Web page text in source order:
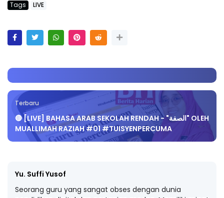
Tags LIVE
Terbaru
🔴 [LIVE] BAHASA ARAB SEKOLAH RENDAH - "الصفة" OLEH
MUALLIMAH RAZIAH #01 #TUISYENPERCUMA
Yu. Suffi Yusof
Seorang guru yang sangat obses dengan dunia